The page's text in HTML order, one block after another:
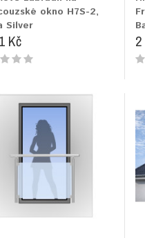
okno H7S-2,
Silver
Kč